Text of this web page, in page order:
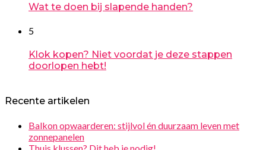
Wat te doen bij slapende handen?
5
Klok kopen? Niet voordat je deze stappen
doorlopen hebt!
Recente artikelen
Balkon opwaarderen: stijlvol én duurzaam leven met
zonnepanelen
Thuis klussen? Dit heb je nodig!